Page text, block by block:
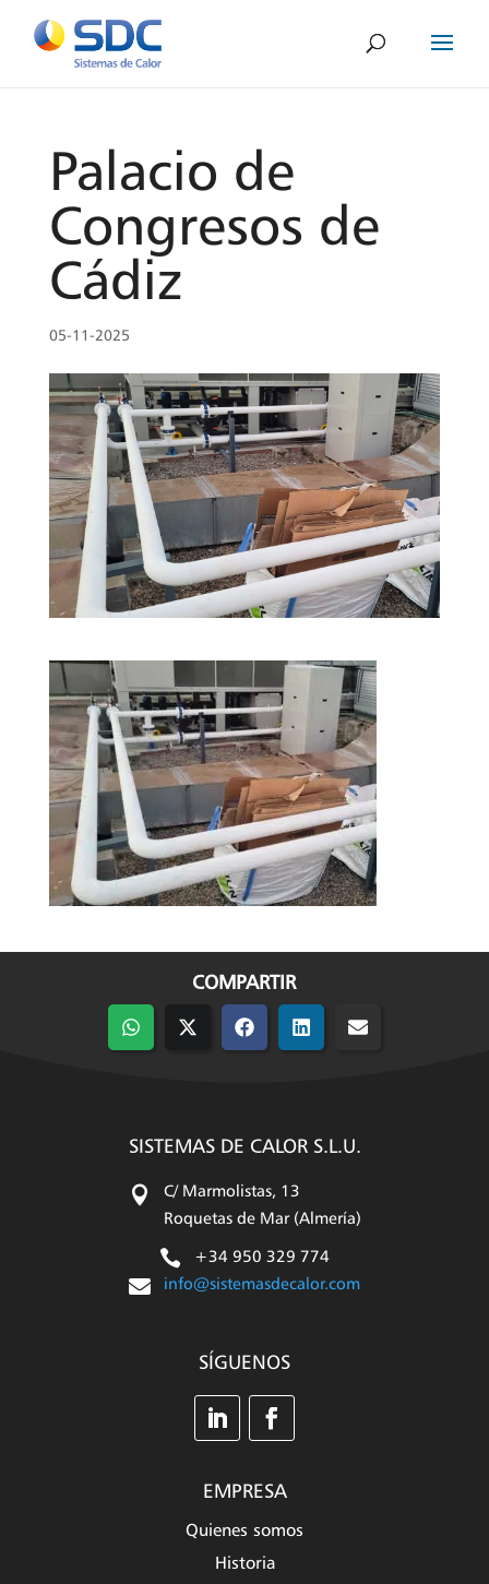
Palacio de
Congresos de
Cádiz
05-11-2025
COMPARTIR
Compartir
en
CompartirCompartir
en
Compartir
en
Compartir
SISTEMAS DE CALOR S.L.U.

C/ Marmolistas, 13
Roquetas de Mar (Almería)
 +34 950 329 774
 info@sistemasdecalor.com
SÍGUENOS
EMPRESA
Quienes somos
Historia